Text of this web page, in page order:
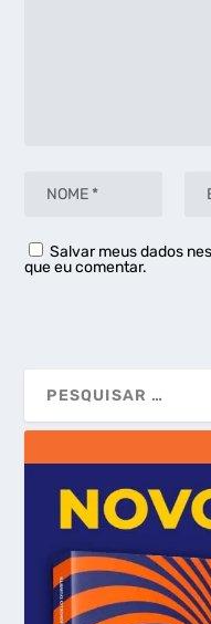
Salvar meus dados
que eu comentar.